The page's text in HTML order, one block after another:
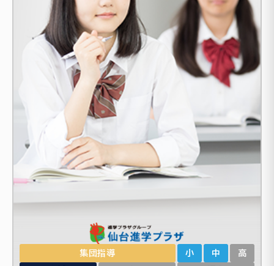
集団指導 小 中 高